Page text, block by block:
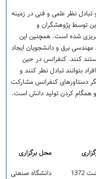
نظر علمی و فنی در زمینه
توسط پژوهشگران و
شده است. همچنین این
برق و دانشجویان ایجاد
کنند. کنفرانس در حین
بتوانند تبادل نظر کنند و
دستاورهای کنفرانس مشارکت
همگام کردن تولید دانش است.
محل برگزاری
دانشگاه صنعتی